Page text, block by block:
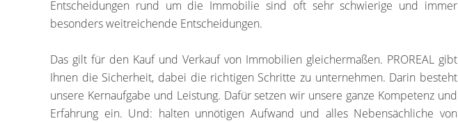
Entscheidungen rund um die Immobilie sind oft sehr schwierige und immer
besonders weitreichende Entscheidungen.
Das gilt für den Kauf und Verkauf von Immobilien gleichermaßen. PROREAL gibt
Ihnen die Sicherheit, dabei die richtigen Schritte zu unternehmen. Darin besteht
unsere Kernaufgabe und Leistung. Dafür setzen wir unsere ganze Kompetenz und
Erfahrung ein. Und: halten unnötigen Aufwand und alles Nebensächliche von